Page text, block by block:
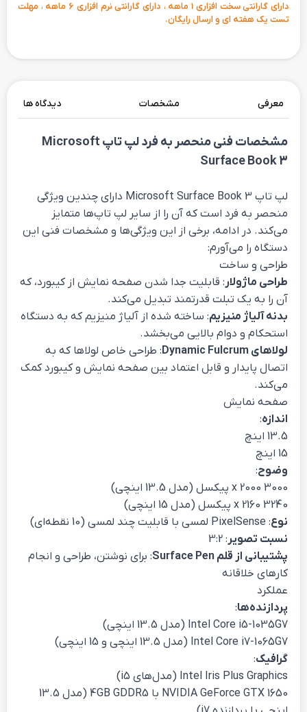
دارای گارانتی سخت افزاری 1 ماهه ، دارای گارانتی نرم افزاری 6 ماهه ، مهلت
تست یک هفته ای و ارسال رایگان.
معرفی مشخصات دیدگاه ها
مشخصات فنی منحصر به فرد لپ تاپ Microsoft
Surface Book 3
لپ تاپ Microsoft Surface Book 3 دارای چندین ویژگی
منحصر به فرد است که آن را از سایر لپ تاپ‌ها متمایز
می‌کند. در ادامه، برخی از این ویژگی‌ها و مشخصات فنی این
دستگاه را می‌آورم:
طراحی و ساخت
طراحی ماژولار: قابلیت جدا شدن صفحه نمایش از کیبورد، که
آن را به یک تبلت قدرتمند تبدیل می‌کند.
بدنه آلیاژ منیزیم: ساخته شده از آلیاژ منیزیم که به دستگاه
استحکام و دوام بالایی می‌بخشد.
لولاهای Dynamic Fulcrum
: طراحی خاص لولاها که به
اتصال پایدار و قابل اعتماد بین صفحه نمایش و کیبورد کمک
می‌کند.
صفحه نمایش
اندازه:
13.5 اینچ
15 اینچ
وضوح:
3000 x 2000 پیکسل (مدل 13.5 اینچی)
3240 x 2160 پیکسل (مدل 15 اینچی)
نوع: PixelSense لمسی با قابلیت چند لمسی (10 نقطه‌ای)
نسبت تصویر: 3:2
پشتیبانی از قلم Surface Pen
: برای نوشتن، طراحی و انجام
کارهای خلاقانه
عملکرد
پردازنده‌ها:
Intel Core i5-1035G7 (مدل 13.5 اینچی)
Intel Core i7-1065G7 (مدل 13.5 اینچی و 15 اینچی)
گرافیک:
Intel Iris Plus Graphics (مدل‌های i5)
NVIDIA GeForce GTX 1650 با 4GB GDDR5 (مدل 13.5